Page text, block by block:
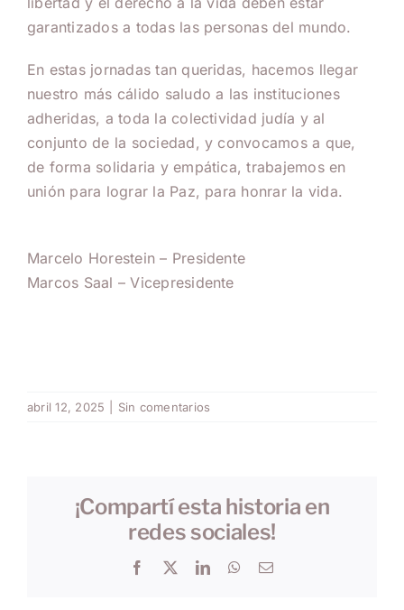
garantizados a todas las personas del mundo.
En estas jornadas tan queridas, hacemos llegar
nuestro más cálido saludo a las instituciones
adheridas, a toda la colectividad judía y al
conjunto de la sociedad, y convocamos a que,
de forma solidaria y empática, trabajemos en
unión para lograr la Paz, para honrar la vida.
Marcelo Horestein – Presidente
Marcos Saal – Vicepresidente
abril 12, 2025 Sin comentarios
¡Compartí esta historia en
redes sociales!
Facebook
X LinkedInWhatsApp
Correo